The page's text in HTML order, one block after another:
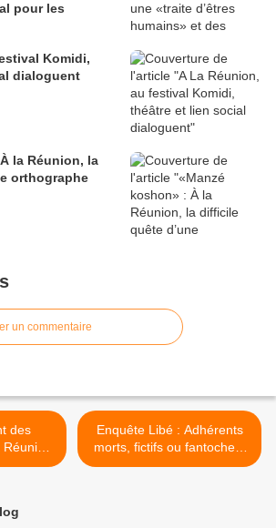
pour les
Komidi,
dialoguent
la Réunion, la
orthographe
un commentaire
Enquête Libé : Adhérents
morts, fictifs ou fantoches:
Pécresse victorieuse d’une